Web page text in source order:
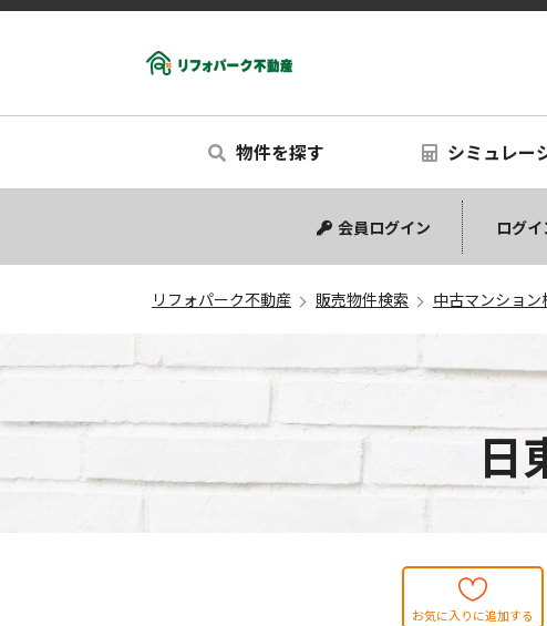
物件を探す
中古一戸建て
中古マンション
新築一戸建て
シミュレー
シミュレーシ
リノベーション
会員ログイン ログイ
リフォパーク不動産 販売物件検索 中古マンション
日
お気に入りに追加する